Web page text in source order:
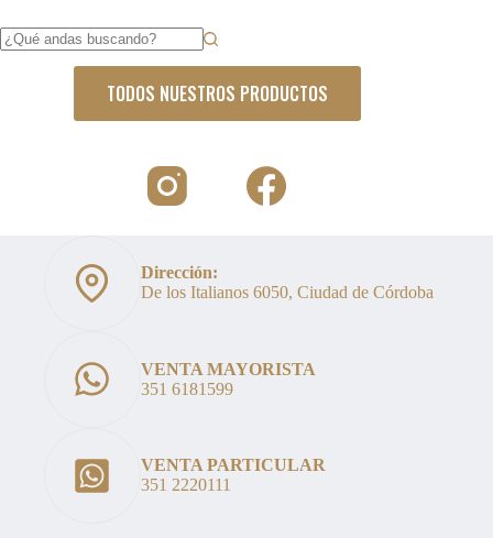
$83.200.
$75.000.
TODOS NUESTROS PRODUCTOS
Dirección:
De los Italianos 6050, Ciudad de Córdoba
VENTA MAYORISTA
351 6181599
VENTA PARTICULAR
351 2220111